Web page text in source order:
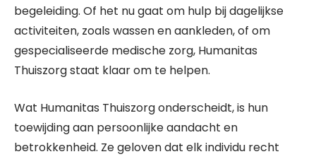
begeleiding. Of het nu gaat om hulp bij dagelijkse
activiteiten, zoals wassen en aankleden, of om
gespecialiseerde medische zorg, Humanitas
Thuiszorg staat klaar om te helpen.
Wat Humanitas Thuiszorg onderscheidt, is hun
toewijding aan persoonlijke aandacht en
betrokkenheid. Ze geloven dat elk individu recht